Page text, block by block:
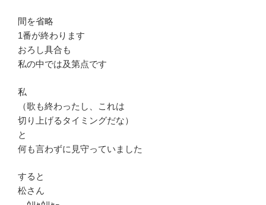
間を省略
1番が終わります
おろし具合も
私の中では及第点です
私
（歌も終わったし、これは
切り上げるタイミングだな）
と
何も言わずに見守っていました
すると
松さん